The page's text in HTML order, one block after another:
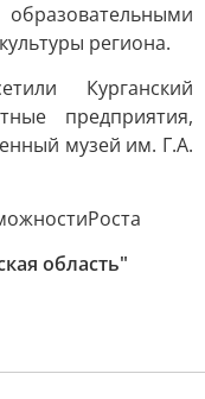
региона.
Курганский
предприятия,
музей им. Г.А.
область"